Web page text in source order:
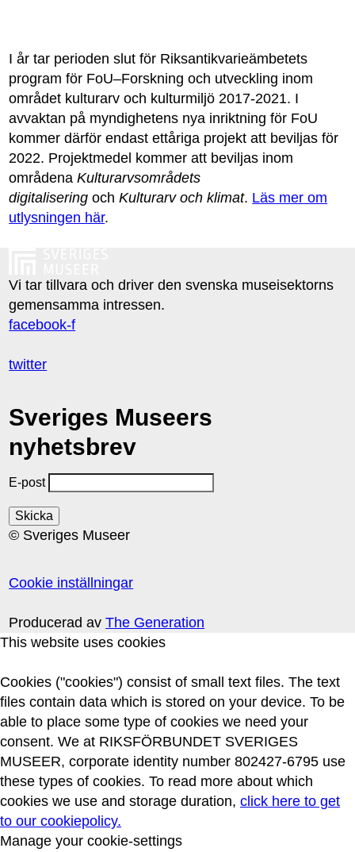
I år tar perioden slut för Riksantikvarieämbetets
program för FoU–Forskning och utveckling inom
området kulturarv och kulturmiljö 2017-2021. I
avvaktan på myndighetens nya inriktning för FoU
kommer därför endast ettåriga projekt att beviljas för
2022. Projektmedel kommer att beviljas inom
områdenaKulturarvsområdets
digitalisering ochKulturarv och klimat. Läs mer om
utlysningen här.
Vi tar tillvara och driver den svenska museisektorns
gemensamma intressen.
facebook-f
twitter
Sveriges Museers
nyhetsbrev
E-post
© Sveriges Museer
Cookie inställningar
Producerad avThe Generation
This website uses cookies
Cookies ("cookies") consist of small text files. The text
files contain data which is stored on your device. To be
able to place some type of cookies we need your
consent. We at RIKSFÖRBUNDET SVERIGES
MUSEER, corporate identity number 802427-6795 use
these types of cookies. To read more about which
cookies we use and storage duration, click here to get
to our cookiepolicy.
Manage your cookie-settings